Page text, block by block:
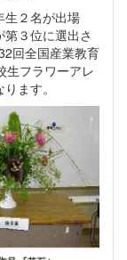
２名が出場
３位に選出さ
回全国産業教育
生フラワーアレ
ます。